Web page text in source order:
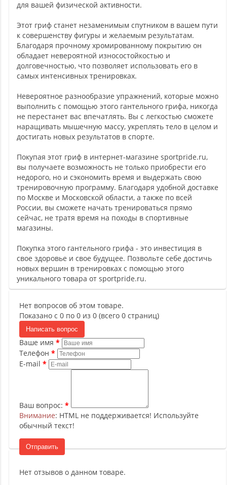
для вашей физической активности.
Этот гриф станет незаменимым спутником в вашем пути
к совершенству фигуры и желаемым результатам.
Благодаря прочному хромированному покрытию он
обладает невероятной износостойкостью и
долговечностью, что позволяет использовать его в
самых интенсивных тренировках.
Невероятное разнообразие упражнений, которые можно
выполнить с помощью этого гантельного грифа, никогда
не перестанет вас впечатлять. Вы с легкостью сможете
наращивать мышечную массу, укреплять тело в целом и
достигать новых результатов в спорте.
Покупая этот гриф в интернет-магазине sportpride.ru,
вы получаете возможность не только приобрести его
недорого, но и сэкономить время и выдержать свою
тренировочную программу. Благодаря удобной доставке
по Москве и Московской области, а также по всей
России, вы сможете начать тренироваться прямо
сейчас, не тратя время на походы в спортивные
магазины.
Покупка этого гантельного грифа - это инвестиция в
свое здоровье и свое будущее. Позвольте себе достичь
новых вершин в тренировках с помощью этого
уникального товара от sportpride.ru.
Нет вопросов об этом товаре.
Показано с 0 по 0 из 0 (всего 0 страниц)
Написать вопрос
Ваше имя
Телефон
E-mail
Ваш вопрос:
Внимание: HTML не поддерживается! Используйте
обычный текст!
Отправить
Нет отзывов о данном товаре.